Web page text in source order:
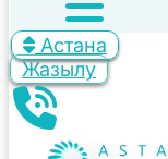
Астана
Жазылу